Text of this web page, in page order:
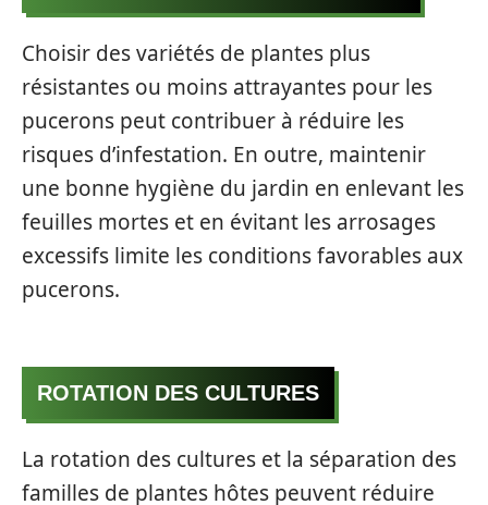
Choisir des variétés de plantes plus
résistantes ou moins attrayantes pour les
pucerons peut contribuer à réduire les
risques d’infestation. En outre, maintenir
une bonne hygiène du jardin en enlevant les
feuilles mortes et en évitant les arrosages
excessifs limite les conditions favorables aux
pucerons.
ROTATION DES CULTURES
La rotation des cultures et la séparation des
familles de plantes hôtes peuvent réduire